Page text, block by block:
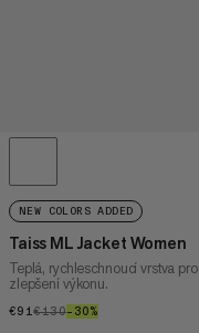
NEW COLORS ADDED
Taiss ML Jacket Women
Teplá, rychleschnoucí vrstva pro
zlepšení výkonu.
€91€91
€130€130
–30%